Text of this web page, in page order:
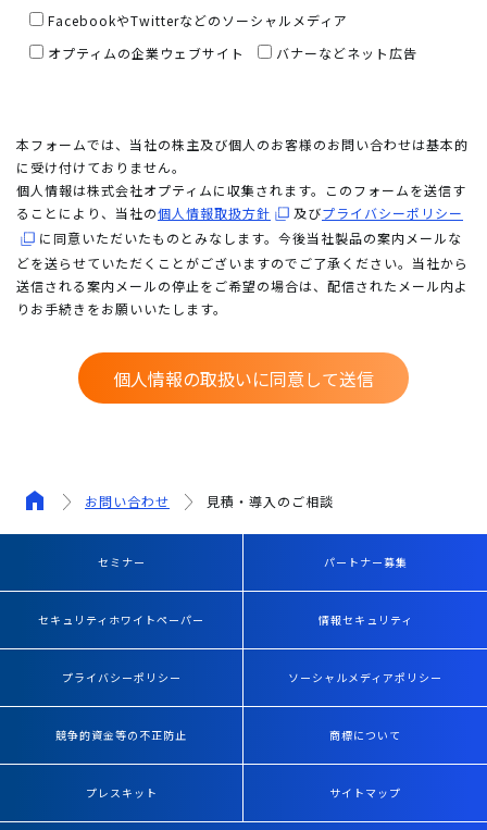
FacebookやTwitterなどのソーシャルメディア
オプティムの企業ウェブサイト
バナーなどネット広告
本フォームでは、当社の株主及び個人のお客様のお問い合わせは基本的
に受け付けておりません。
個人情報は株式会社オプティムに収集されます。このフォームを送信す
ることにより、当社の個人情報取扱方針 及びプライバシーポリシー
に同意いただいたものとみなします。今後当社製品の案内メールな
どを送らせていただくことがございますのでご了承ください。当社から
送信される案内メールの停止をご希望の場合は、配信されたメール内よ
りお手続きをお願いいたします。
個人情報の取扱いに同意して送信
お問い合わせ 見積・導入のご相談
セミナー パートナー募集
セキュリティホワイトペーパー 情報セキュリティ
プライバシーポリシー ソーシャルメディアポリシー
競争的資金等の不正防止 商標について
プレスキット サイトマップ